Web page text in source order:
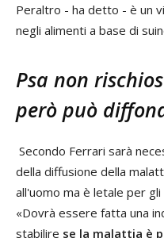
Peraltro - ha detto - è un
negli alimenti a base di
Psa non
però può
Secondo Ferrari sarà
della diffusione della
all'uomo ma è letale per gli
«Dovrà essere fatta una
stabilire se la malattia è